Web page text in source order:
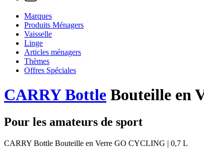
Marques
Produits Ménagers
Vaisselle
Linge
Articles ménagers
Thèmes
Offres Spéciales
CARRY Bottle Bouteille en
Pour les amateurs de sport
CARRY Bottle Bouteille en Verre GO CYCLING | 0,7 L